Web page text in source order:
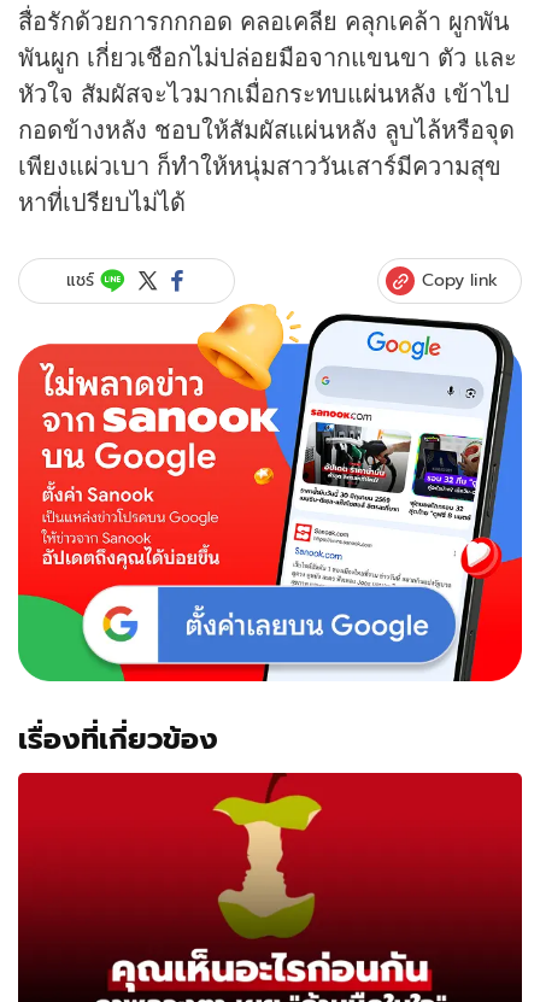
สื่อรักด้วยการกกกอด คลอเคลีย คลุกเคล้า ผูกพัน
พันผูก เกี่ยวเชือกไม่ปล่อยมือจากแขนขา ตัว และ
หัวใจ สัมผัสจะไวมากเมื่อกระทบแผ่นหลัง เข้าไป
กอดข้างหลัง ชอบให้สัมผัสแผ่นหลัง ลูบไล้หรือจุด
เพียงแผ่วเบา ก็ทำให้หนุ่มสาววันเสาร์มีความสุข
หาที่เปรียบไม่ได้
แชร์ Copy link
เรื่องที่เกี่ยวข้อง